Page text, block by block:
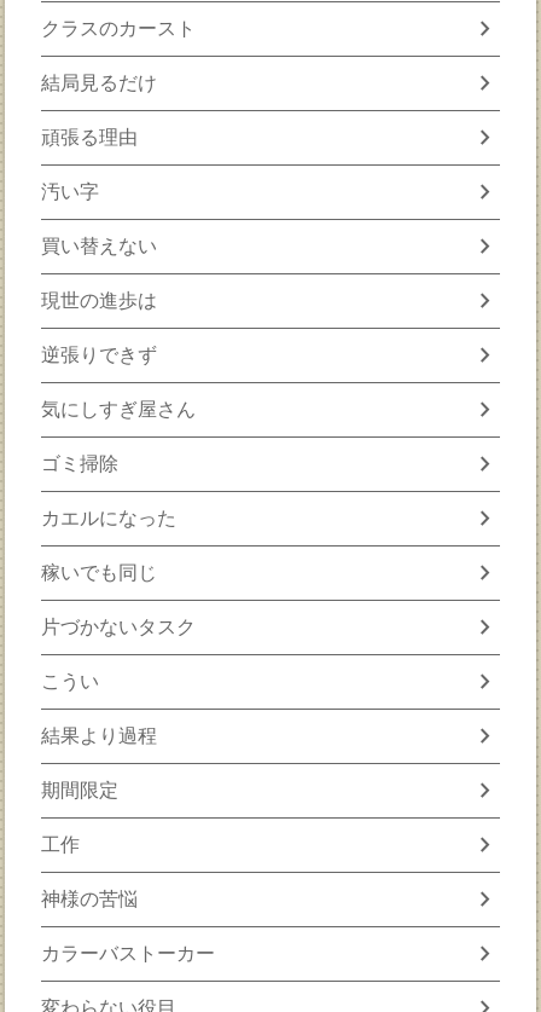
クラスのカースト chevron_right
結局見るだけ chevron_right
頑張る理由 chevron_right
汚い字 chevron_right
買い替えない chevron_right
現世の進歩は chevron_right
逆張りできず chevron_right
気にしすぎ屋さん chevron_right
ゴミ掃除 chevron_right
カエルになった chevron_right
稼いでも同じ chevron_right
片づかないタスク chevron_right
こうい chevron_right
結果より過程 chevron_right
期間限定 chevron_right
工作 chevron_right
神様の苦悩 chevron_right
カラーバストーカー chevron_right
変わらない役目